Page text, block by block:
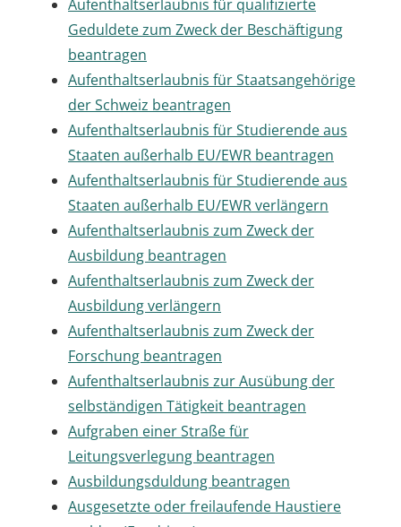
Aufenthaltserlaubnis für qualifizierte
Geduldete zum Zweck der Beschäftigung
beantragen
Aufenthaltserlaubnis für Staatsangehörige
der Schweiz beantragen
Aufenthaltserlaubnis für Studierende aus
Staaten außerhalb EU/EWR beantragen
Aufenthaltserlaubnis für Studierende aus
Staaten außerhalb EU/EWR verlängern
Aufenthaltserlaubnis zum Zweck der
Ausbildung beantragen
Aufenthaltserlaubnis zum Zweck der
Ausbildung verlängern
Aufenthaltserlaubnis zum Zweck der
Forschung beantragen
Aufenthaltserlaubnis zur Ausübung der
selbständigen Tätigkeit beantragen
Aufgraben einer Straße für
Leitungsverlegung beantragen
Ausbildungsduldung beantragen
Ausgesetzte oder freilaufende Haustiere